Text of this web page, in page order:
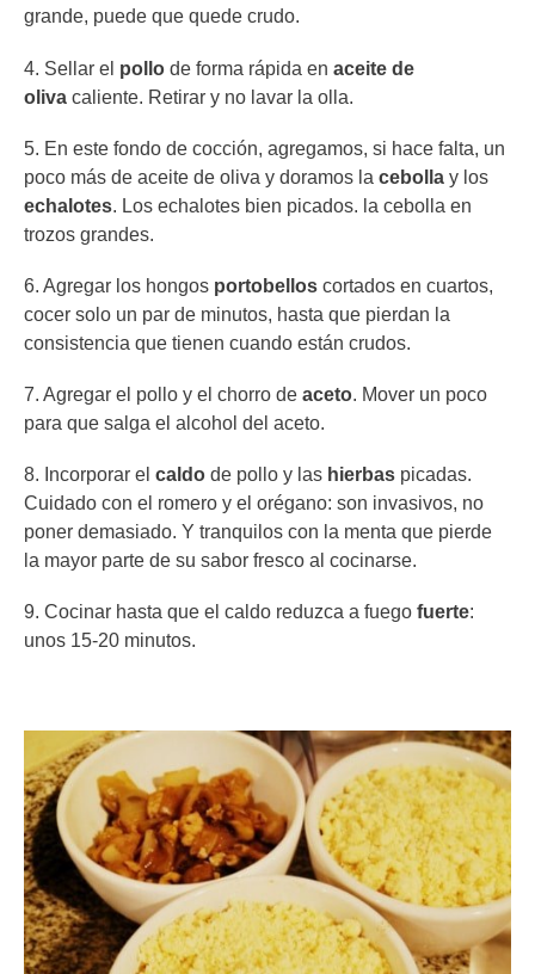
grande, puede que quede crudo.
4. Sellar el pollo de forma rápida en aceite de
oliva caliente. Retirar y no lavar la olla.
5. En este fondo de cocción, agregamos, si hace falta, un
poco más de aceite de oliva y doramos la cebolla y los
echalotes. Los echalotes bien picados. la cebolla en
trozos grandes.
6. Agregar los hongos portobellos cortados en cuartos,
cocer solo un par de minutos, hasta que pierdan la
consistencia que tienen cuando están crudos.
7. Agregar el pollo y el chorro de aceto. Mover un poco
para que salga el alcohol del aceto.
8. Incorporar el caldo de pollo y las hierbas picadas.
Cuidado con el romero y el orégano: son invasivos, no
poner demasiado. Y tranquilos con la menta que pierde
la mayor parte de su sabor fresco al cocinarse.
9. Cocinar hasta que el caldo reduzca a fuego fuerte:
unos 15-20 minutos.